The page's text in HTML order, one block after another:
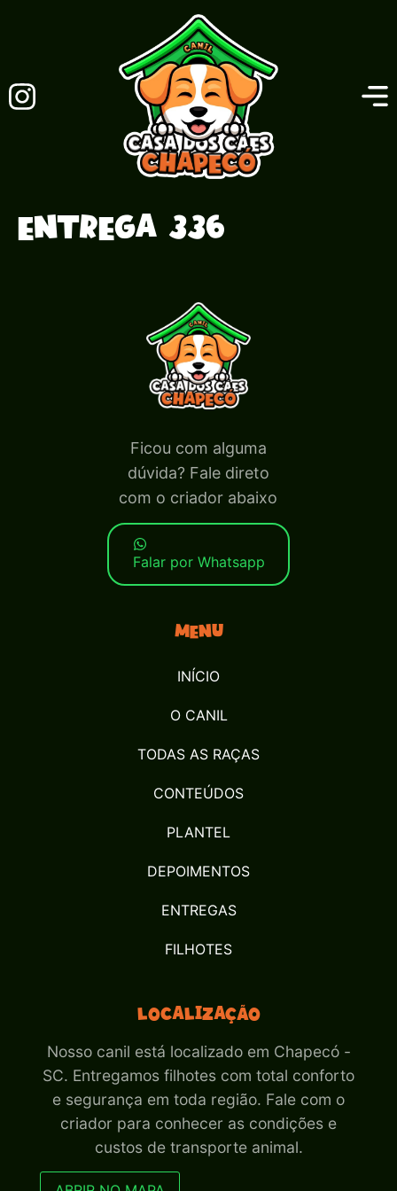
Entrega 336
Ficou com alguma
dúvida? Fale direto
com o criador abaixo
Falar por Whatsapp
Menu
INÍCIO
O CANIL
TODAS AS RAÇAS
CONTEÚDOS
PLANTEL
DEPOIMENTOS
ENTREGAS
FILHOTES
Localização
Nosso canil está localizado em Chapecó -
SC. Entregamos filhotes com total conforto
e segurança em toda região. Fale com o
criador para conhecer as condições e
custos de transporte animal.